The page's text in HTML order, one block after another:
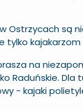
w Ostrzycach są
tylko
na
Raduńskie.
- kajaki